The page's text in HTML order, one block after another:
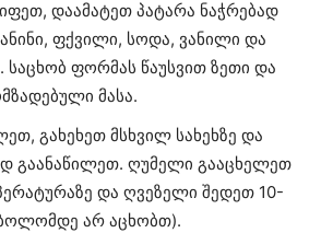
დაამატეთ პატარა ნაჭრებად
ფქვილი, სოდა, ვანილი და
ფორმას წაუსვით ზეთი და
მასა.
გახეხეთ მსხვილ სახეხზე და
გაანაწილეთ. ღუმელი გააცხელეთ
და ღვეზელი შედეთ 10-
არ აცხობთ).